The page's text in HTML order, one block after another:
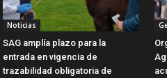
Noticias
SAG amplía plazo para la
entrada en vigencia de
trazabilidad obligatoria de